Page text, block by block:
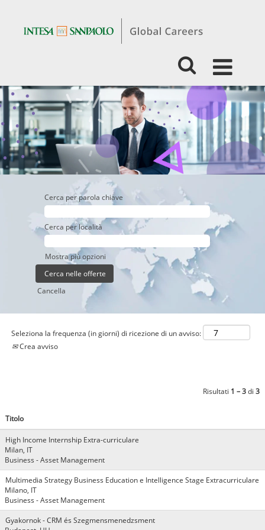
Students
&
Graduates
-
Business
-
Asset
Management
Cerca per parola chiave
Cerca per località
Mostra più opzioni
Cancella
Seleziona la frequenza (in giorni) di ricezione di un avviso:
Crea avviso
Risultati 1 – 3di 3
Titolo
High Income Internship Extra-curriculare
Milan, IT
Business - Asset Management
Multimedia Strategy Business Education e Intelligence Stage Extracurriculare
Milano, IT
Business - Asset Management
Gyakornok - CRM és Szegmensmenedzsment